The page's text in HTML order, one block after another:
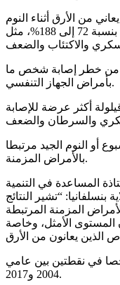
من الأرق أثناء النوم
بزيادة خطر الإصابة بمشاكل صحية مزمنة بنسبة 72 إلى 188%، مثل
من خطر إصابة شخص ما
بأمراض الجهاز التنفسي.
أكثر عرضة للإصابة
أو النوم الجيد مرتبطا
بالأمراض المزمنة.
المساعدة في التنمية
“تشير النتائج
المزمنة المرتبطة
المستوى الأمثل، وخاصة
عادات النوم لدى 3683 شخصا في نقطتين بين عامي
2004 و2017.